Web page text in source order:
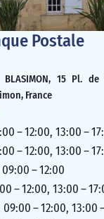
Postale
BLASIMON, 15 Pl.
France
– 12:00, 13:00 –
– 12:00, 13:00 –
– 12:00
– 12:00, 13:00 –
– 12:00, 13:00